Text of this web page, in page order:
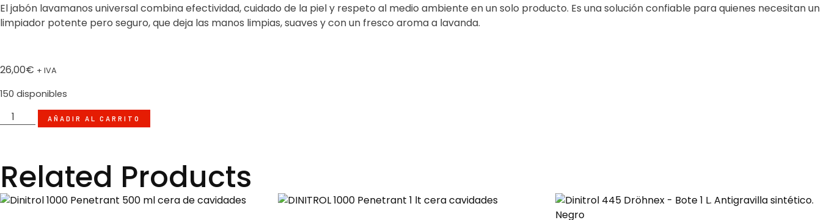
El jabón lavamanos universal combina efectividad, cuidado de la piel y respeto al medio ambiente en un solo producto. Es una solución confiable para quienes necesitan un
limpiador potente pero seguro, que deja las manos limpias, suaves y con un fresco aroma a lavanda.
26,00€ + IVA
150 disponibles
AÑADIR AL CARRITO
Related Products